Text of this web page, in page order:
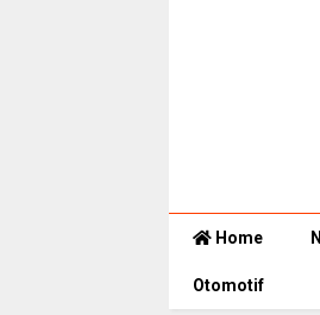
Home
Otomotif